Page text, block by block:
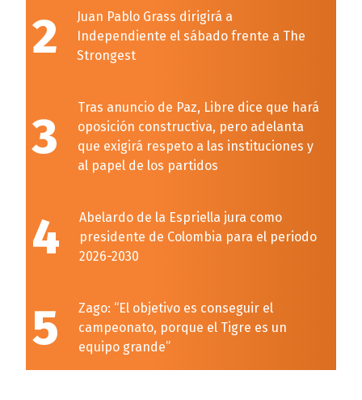
2
Juan Pablo Grass dirigirá a
Independiente el sábado frente a The
Strongest
3
Tras anuncio de Paz, Libre dice que hará
oposición constructiva, pero adelanta
que exigirá respeto a las instituciones y
al papel de los partidos
4
Abelardo de la Espriella jura como
presidente de Colombia para el periodo
2026-2030
5
Zago: “El objetivo es conseguir el
campeonato, porque el Tigre es un
equipo grande”